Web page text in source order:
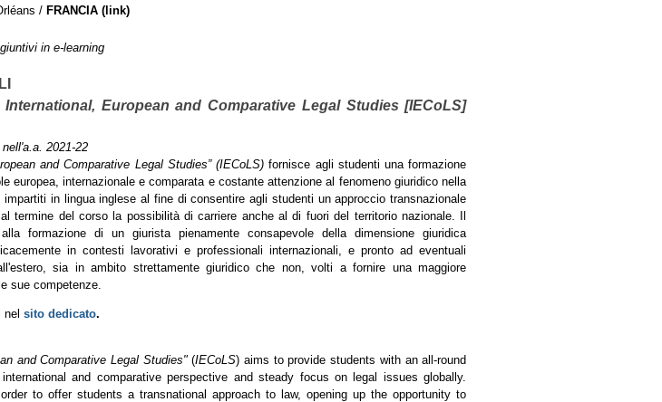
/ FRANCIA ( link)
in e-learning
International, European and Comparative Legal Studies [IECoLS]
2021-22
and Comparative Legal Studies” (IECoLS)fornisce agli studenti una formazione
europea, internazionale e comparata e costante attenzione al fenomeno giuridico nella
impartiti in lingua inglese al fine di consentire agli studenti un approccio transnazionale
termine del corso la possibilità di carriere anche al di fuori del territorio nazionale.
formazione di un giurista pienamente consapevole della dimensione giuridica
in contesti lavorativi e professionali internazionali, e pronto ad eventuali
sia in ambito strettamente giuridico che non, volti a fornire una maggiore
sue competenze.
sitodedicato.
and Comparative Legal Studies"(IECoLS) aims to provide students with an all-round
and comparative perspective and steady focus on legal issues globally.
to offer students a transnational approach to law, opening up the opportunity to